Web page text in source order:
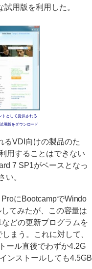
用版を利用した。
トとして提供される
用版をダウンロード
VDI向けの製品のた
用することはできない
7 SP1がベースとなっ
い。
にBootcampでWindo
てみたが、この容量は
どの更新プログラムを
まう。これに対して、
ール直後でわずか4.2G
ンストールしても4.5GB